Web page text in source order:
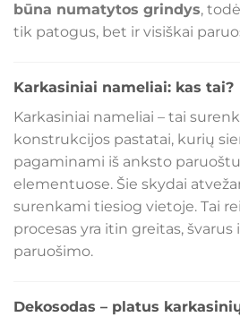
būna numatytos grindys,
tik patogus, bet ir visiškai
Karkasiniai nameliai: kas tai?
Karkasiniai nameliai – tai
konstrukcijos pastatai, kurių
pagaminami iš anksto
elementuose. Šie skydai
surenkami tiesiog vietoje. Tai
procesas yra itin greitas,
paruošimo.
Dekosodas – platus